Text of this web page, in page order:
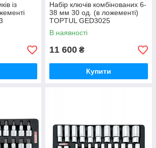
із
Набір ключів комбінованих 6-
38 мм 30 од. (в ложементі)
TOPTUL GED3025
В наявності
11 600 ₴
Купити